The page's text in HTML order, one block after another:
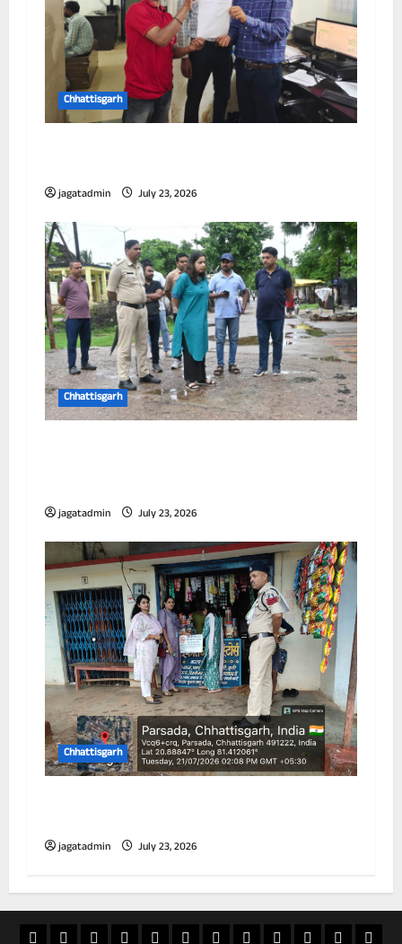
Chhattisgarh
jagatadmin July 23, 2026
Chhattisgarh
jagatadmin July 23, 2026
Chhattisgarh
jagatadmin July 23, 2026
खास राज्य विदेशअपराध
देश खेल आस्थामनोरंजनवीडियोचुनावराशिफल